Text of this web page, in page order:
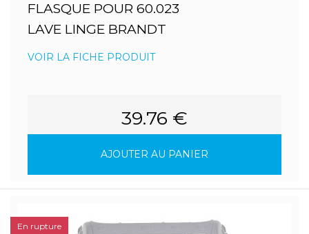
FLASQUE POUR 60.023
LAVE LINGE BRANDT
VOIR LA FICHE PRODUIT
39.76 €
AJOUTER AU PANIER
En rupture